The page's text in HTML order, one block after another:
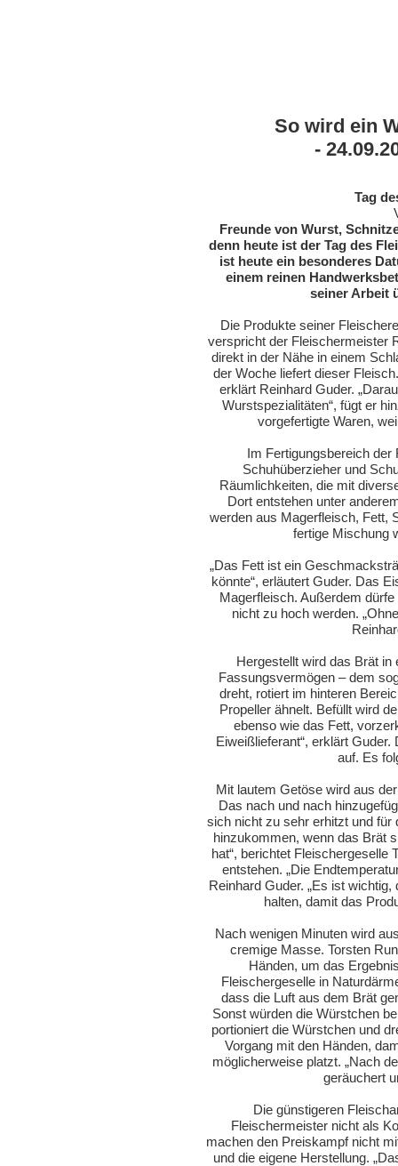
So wird ein
-
Tag
Freunde von Wurst,
denn heute ist der Tag des
ist heute ein besonderes
einem reinen
seiner Arbeit
Die Produkte seiner
verspricht der Fleischermeister
direkt in der Nähe in einem
der Woche liefert dieser
erklärt Reinhard Guder.
Wurstspezialitäten“, fügt er
vorgefertigte Waren,
Im Fertigungsbereich
Schuhüberzieher und
Räumlichkeiten, die mit
Dort entstehen unter
werden aus Magerfleisch, Fett,
fertige Mischung
„Das Fett ist ein
könnte“, erläutert Guder. Das
Magerfleisch. Außerdem
nicht zu hoch werden.
Hergestellt wird das Brät
Fassungsvermögen – dem
dreht, rotiert im hinteren
Propeller ähnelt. Befüllt wird
ebenso wie das Fett,
Eiweißlieferant“, erklärt
auf. Es
Mit lautem Getöse wird aus
Das nach und nach
sich nicht zu sehr erhitzt und für
hinzukommen, wenn das Brät
hat“, berichtet Fleischergeselle
entstehen. „Die
Reinhard Guder. „Es ist
halten, damit das
Nach wenigen Minuten wird
cremige Masse. Torsten
Händen, um das
Fleischergeselle in
dass die Luft aus dem Brät
Sonst würden die Würstchen
portioniert die Würstchen und
Vorgang mit den Händen,
möglicherweise platzt. „Nach
geräuchert
Die günstigeren
Fleischermeister nicht als
machen den Preiskampf nicht
und die eigene Herstellung.